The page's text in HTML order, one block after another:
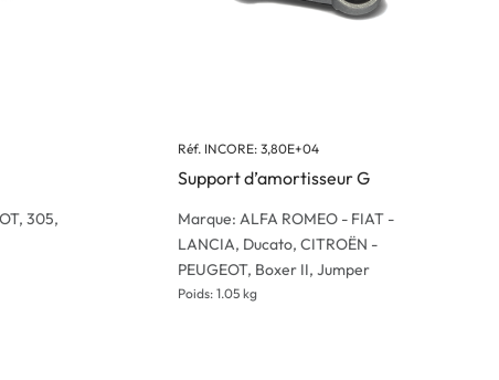
305,
Réf. INCORE: 3,80E+04
Support d’amortisseur G
Marque: ALFA ROMEO - FIAT -
LANCIA, Ducato, CITROËN -
PEUGEOT, Boxer II, Jumper
Poids: 1.05 kg